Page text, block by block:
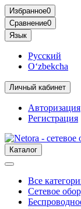
Избранное0
Сравнение0
Язык
Русский
O‘zbekcha
Личный кабинет
Авторизация
Регистрация
Каталог
Все
Сетевое